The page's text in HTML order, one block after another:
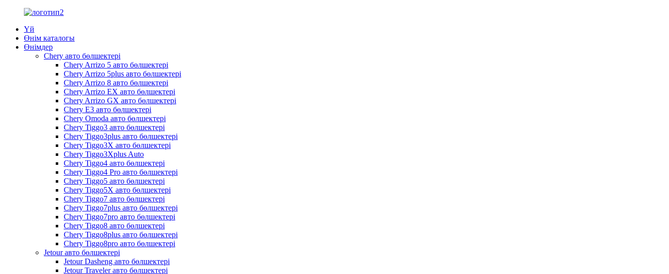
Үй
Өнім каталогы
Өнімдер
Chery авто бөлшектері
Chery Arrizo 5 авто бөлшектері
Chery Arrizo 5plus авто бөлшектері
Chery Arrizo 8 авто бөлшектері
Chery Arrizo EX авто бөлшектері
Chery Arrizo GX авто бөлшектері
Chery E3 авто бөлшектері
Chery Omoda авто бөлшектері
Chery Tiggo3 авто бөлшектері
Chery Tiggo3plus авто бөлшектері
Chery Tiggo3X авто бөлшектері
Chery Tiggo3Xplus Auto
Chery Tiggo4 авто бөлшектері
Chery Tiggo4 Pro авто бөлшектері
Chery Tiggo5 авто бөлшектері
Chery Tiggo5X авто бөлшектері
Chery Tiggo7 авто бөлшектері
Chery Tiggo7plus авто бөлшектері
Chery Tiggo7pro авто бөлшектері
Chery Tiggo8 авто бөлшектері
Chery Tiggo8plus авто бөлшектері
Chery Tiggo8pro авто бөлшектері
Jetour авто бөлшектері
Jetour Dasheng авто бөлшектері
Jetour Traveler авто бөлшектері